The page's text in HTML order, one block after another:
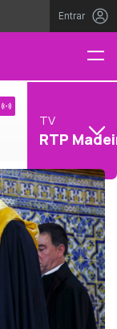
Entrar
TV
RTP